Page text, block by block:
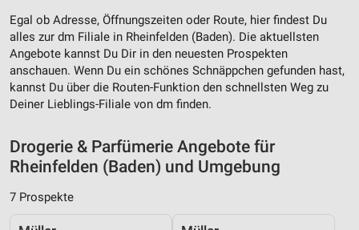
Egal ob Adresse, Öffnungszeiten oder Route, hier findest Du
alles zur dm Filiale in Rheinfelden (Baden). Die aktuellsten
Angebote kannst Du Dir in den neuesten Prospekten
anschauen. Wenn Du ein schönes Schnäppchen gefunden hast,
kannst Du über die Routen-Funktion den schnellsten Weg zu
Deiner Lieblings-Filiale von dm finden.
Drogerie & Parfümerie Angebote für
Rheinfelden (Baden) und Umgebung
7 Prospekte
Verwendung reduzierter Daten zur Auswahl von
Werbeanzeigen
Erstellung von Profilen für personalisierte
Werbung
Verwendung von Profilen zur Auswahl
Erstellung von Profilen zur Personalisierung
von Inhalten
Verwendung von Profilen zur Auswahl